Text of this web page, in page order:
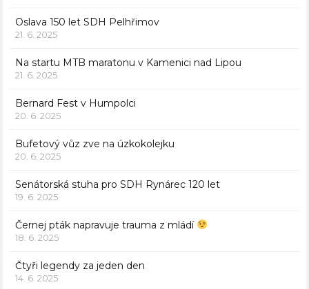
Oslava 150 let SDH Pelhřimov
21. 6. 2025
Na startu MTB maratonu v Kamenici nad Lipou
21. 6. 2025
Bernard Fest v Humpolci
20. 6. 2025
Bufetový vůz zve na úzkokolejku
20. 6. 2025
Senátorská stuha pro SDH Rynárec 120 let
19. 6. 2025
Černej pták napravuje trauma z mládí
18. 6. 2025
Čtyři legendy za jeden den
14. 6. 2025